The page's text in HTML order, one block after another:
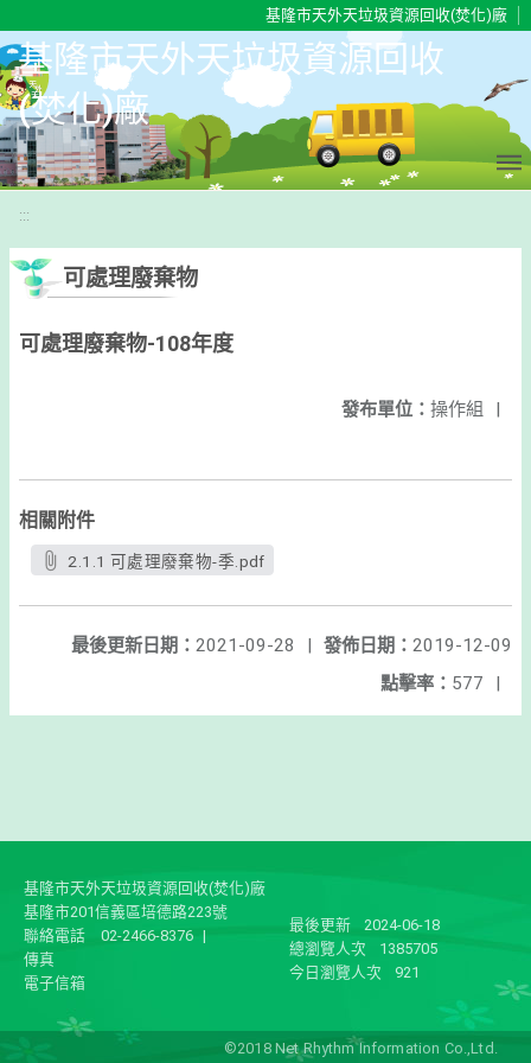
基隆市天外天垃圾資源回收(焚化)廠
基隆市天外天垃圾資源回收
(焚化)廠
:::
可處理廢棄物
可處理廢棄物-108年度
發布單位： 操作組 |
相關附件
2.1.1 可處理廢棄物-季.pdf
發佈日期： 2019-12-09
最後更新日期： 2021-09-28
|
點擊率： 577 |
基隆市天外天垃圾資源回收(焚化)廠
基隆市201信義區培德路223號
聯絡電話
02-2466-8376 |
傳真
電子信箱
最後更新
2024-06-18
總瀏覽人次
1385705
今日瀏覽人次
921
©2018 Net Rhythm Information Co.,Ltd.